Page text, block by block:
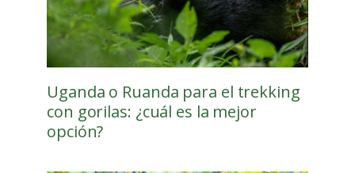
Uganda o Ruanda para el trekking
con gorilas: ¿cuál es la mejor
opción?